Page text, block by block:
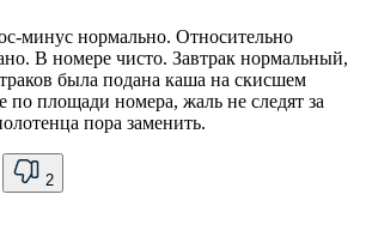
минус нормально. Относительно
В номере чисто. Завтрак нормальный,
была подана каша на скисшем
площади номера, жаль не следят за
пора заменить.
2